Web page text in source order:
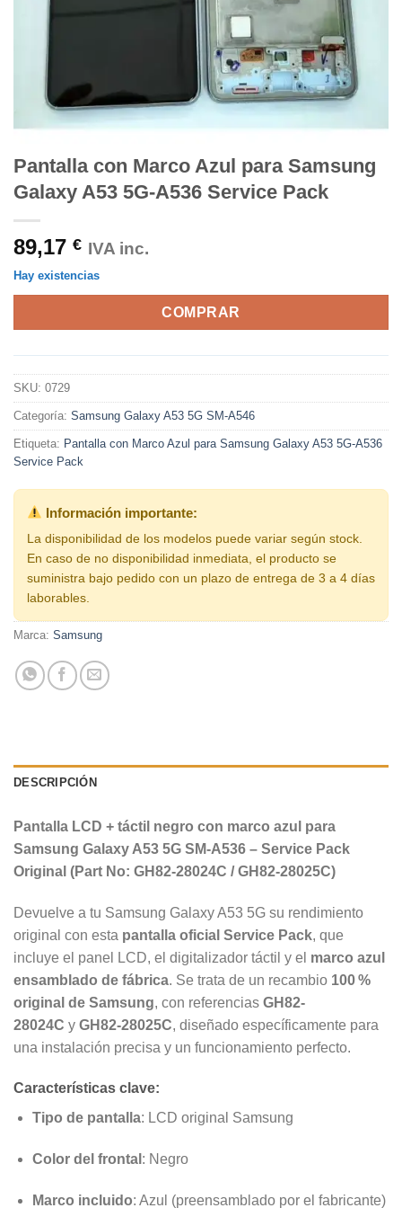
Pantalla con Marco Azul para Samsung
Galaxy A53 5G-A536 Service Pack
89,17 € IVA inc.
Hay existencias
COMPRAR
SKU: 0729
Categoría: Samsung Galaxy A53 5G SM-A546
Etiqueta: Pantalla con Marco Azul para Samsung Galaxy A53 5G-A536
Service Pack
Información importante:
La disponibilidad de los modelos puede variar según stock.
En caso de no disponibilidad inmediata, el producto se
suministra bajo pedido con un plazo de entrega de 3 a 4 días
laborables.
Marca: Samsung
DESCRIPCIÓN
Pantalla LCD + táctil negro con marco azul para
Samsung Galaxy A53 5G SM-A536 – Service Pack
Original (Part No: GH82-28024C / GH82-28025C)
Devuelve a tu Samsung Galaxy A53 5G su rendimiento
original con esta pantalla oficial Service Pack, que
incluye el panel LCD, el digitalizador táctil y el marco azul
ensamblado de fábrica. Se trata de un recambio 100 %
original de Samsung, con referencias GH82-
28024C y GH82-28025C, diseñado específicamente para
una instalación precisa y un funcionamiento perfecto.
Características clave:
Tipo de pantalla: LCD original Samsung
Color del frontal : Negro
Marco incluido: Azul (preensamblado por el fabricante)